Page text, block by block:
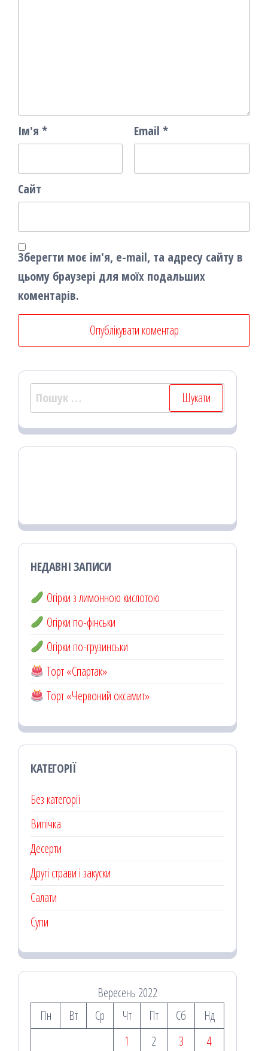
Ім'я * Email *
Сайт
Зберегти моє ім'я, e-mail, та адресу сайту в
цьому браузері для моїх подальших
коментарів.
Пошук:
НЕДАВНІ ЗАПИСИ
Огірки з лимонною кислотою
Огірки по-фінськи
Огірки по-грузинськи
Торт «Спартак»
Торт «Червоний оксамит»
КАТЕГОРІЇ
Без категорії
Випічка
Десерти
Другі страви і закуски
Салати
Супи
Вересень 2022
Пн
Вт Ср Чт Пт Сб
Нд
1
2 3 4